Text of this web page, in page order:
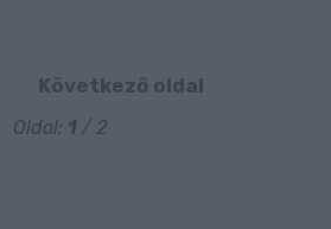
Következő oldal
Oldal: 1/ 2